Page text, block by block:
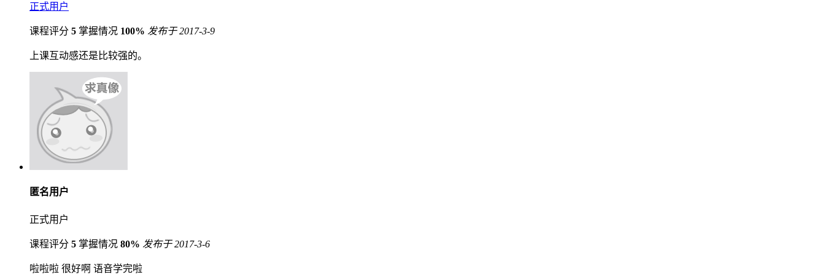
正式用户
课程评分 5 掌握情况 100% 发布于 2017-3-9
上课互动感还是比较强的。
匿名用户
正式用户
课程评分 5 掌握情况 80% 发布于 2017-3-6
啦啦啦 很好啊 语音学完啦